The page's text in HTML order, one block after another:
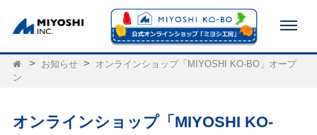
お知らせ
オンラインショップ「MIYOSHI KO-BO」オープ
ン
オンラインショップ「MIYOSHI KO-